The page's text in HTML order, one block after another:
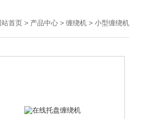
站首页 > 产品中心 > 缠绕机 > 小型缠绕机